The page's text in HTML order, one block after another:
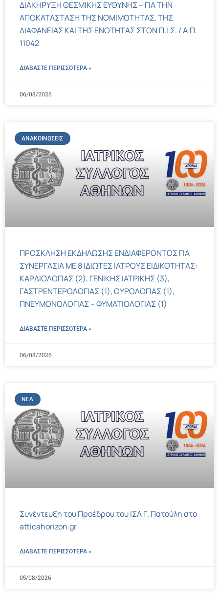
ΔΙΑΚΗΡΥΞΗ ΘΕΣΜΙΚΗΣ ΕΥΘΥΝΗΣ – ΓΙΑ ΤΗΝ
ΑΠΟΚΑΤΑΣΤΑΣΗ ΤΗΣ ΝΟΜΙΜΟΤΗΤΑΣ, ΤΗΣ
ΔΙΑΦΑΝΕΙΑΣ ΚΑΙ ΤΗΣ ΕΝΟΤΗΤΑΣ ΣΤΟΝ Π.Ι.Σ. / Α.Π.
11042
ΔΙΑΒΑΣΤΕ ΠΕΡΙΣΣΌΤΕΡΑ »
06/08/2026
ΑΝΑΚΟΙΝΏΣΕΙΣ
ΠΡΟΣΚΛΗΣΗ ΕΚΔΗΛΩΣΗΣ ΕΝΔΙΑΦΕΡΟΝΤΟΣ ΓΙΑ
ΣΥΝΕΡΓΑΣΙΑ ΜΕ 8 ΙΔΙΩΤΕΣ ΙΑΤΡΟΥΣ ΕΙΔΙΚΟΤΗΤΑΣ:
ΚΑΡΔΙΟΛΟΓΙΑΣ (2), ΓΕΝΙΚΗΣ ΙΑΤΡΙΚΗΣ (3),
ΓΑΣΤΡΕΝΤΕΡΟΛΟΓΙΑΣ (1), ΟΥΡΟΛΟΓΙΑΣ (1),
ΠΝΕΥΜΟΝΟΛΟΓΙΑΣ – ΦΥΜΑΤΙΟΛΟΓΙΑΣ (1)
ΔΙΑΒΑΣΤΕ ΠΕΡΙΣΣΌΤΕΡΑ »
06/08/2026
ΝΈΑ
Συνέντευξη του Προέδρου του ΙΣΑ Γ. Πατούλη στο
atticahorizon.gr
ΔΙΑΒΑΣΤΕ ΠΕΡΙΣΣΌΤΕΡΑ »
05/08/2026